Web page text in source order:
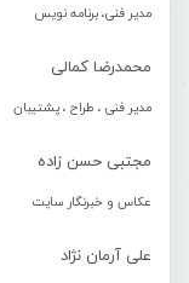
مدیر فنی، برنامه نویس
محمدرضا کمالی
مدیر فنی ، طراح ، پشتیبان
مجتبی حسن زاده
عکاس و خبرنگار سایت
علی آرمان نژاد